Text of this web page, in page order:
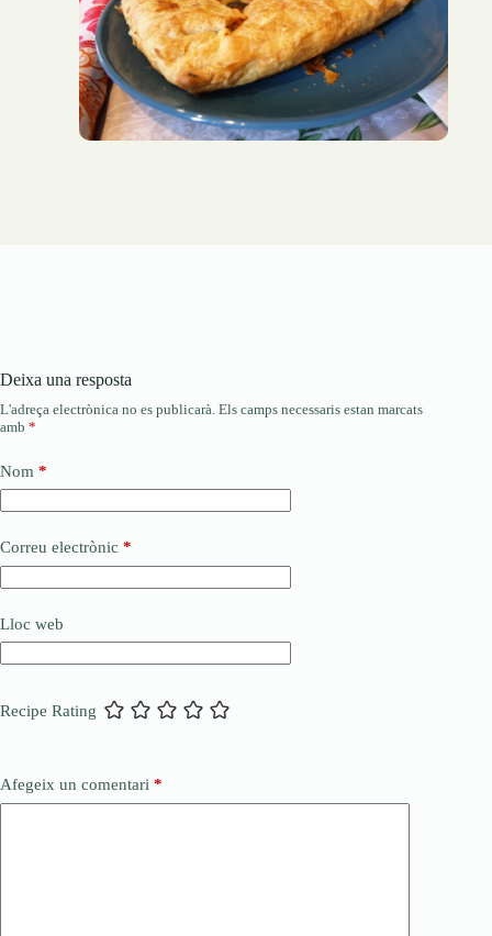
Deixa una resposta
L'adreça electrònica no es publicarà. Els camps necessaris estan marcats
amb *
Nom *
Correu electrònic *
Lloc web
Recipe Rating
Afegeix un comentari *